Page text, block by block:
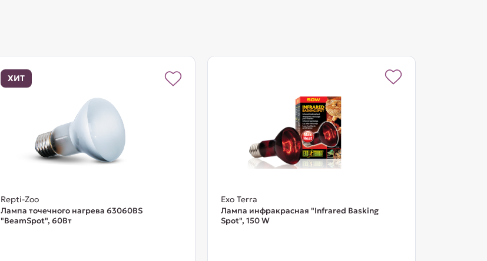
ХИТ
Repti-Zoo
Лампа точечного нагрева 63060BS
"BeamSpot", 60Вт
Exo Terra
Лампа инфракрасная "Infrared Basking
Spot", 150 W